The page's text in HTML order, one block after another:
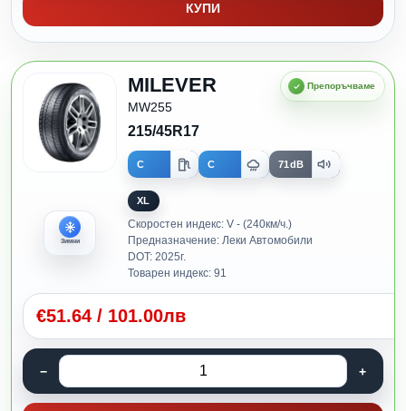
КУПИ
Зимни
MILEVER
MW255
215/45R17
C C 71dB
XL
Скоростен индекс: V - (240км/ч.)
Предназначение: Леки Автомобили
DOT: 2025г.
Товарен индекс: 91
€51.64 / 101.00лв